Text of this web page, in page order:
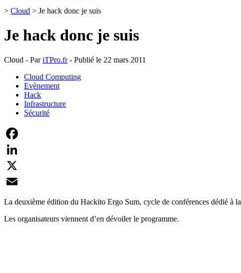
> Cloud > Je hack donc je suis
Je hack donc je suis
Cloud - PariTPro.fr- Publié le 22 mars 2011
Cloud Computing
Evènement
Hack
Infrastructure
Sécurité
Facebook
LinkedIn
X
Email
La deuxième édition du Hackito Ergo Sum, cycle de conférences dédié à
Les organisateurs viennent d’en dévoiler le programme.